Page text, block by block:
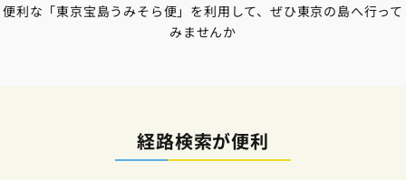
便利な「東京宝島うみそら便」を利用して、ぜひ東京の島へ行って
みませんか
経路検索が便利